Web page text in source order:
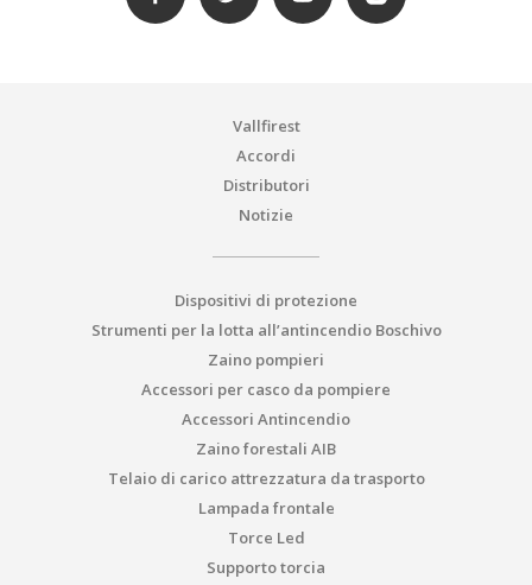
Vallfirest
Accordi
Distributori
Notizie
Dispositivi di protezione
Strumenti per la lotta all’antincendio Boschivo
Zaino pompieri
Accessori per casco da pompiere
Accessori Antincendio
Zaino forestali AIB
Telaio di carico attrezzatura da trasporto
Lampada frontale
Torce Led
Supporto torcia